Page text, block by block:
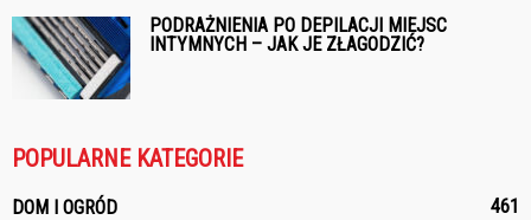
PODRAŻNIENIA PO DEPILACJI MIEJSC
INTYMNYCH – JAK JE ZŁAGODZIĆ?
POPULARNE KATEGORIE
DOM I OGRÓD 461